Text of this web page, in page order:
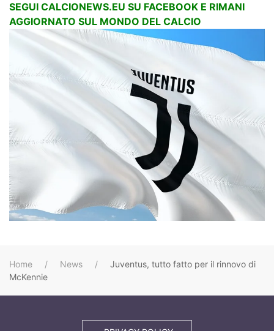
SEGUI CALCIONEWS.EU SU FACEBOOK E RIMANI
AGGIORNATO SUL MONDO DEL CALCIO
Home News
Juventus, tutto fatto per il rinnovo di
McKennie